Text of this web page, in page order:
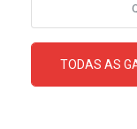
TODAS AS